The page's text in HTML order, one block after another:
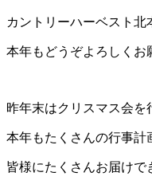
カントリーハーベスト北
本年もどうぞよろしくお
昨年末はクリスマス会を
本年もたくさんの行事計
皆様にたくさんお届けで